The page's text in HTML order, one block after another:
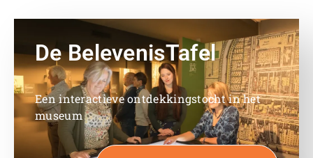
De BelevenisTafel
Een interactieve ontdekkingstocht in het
museum